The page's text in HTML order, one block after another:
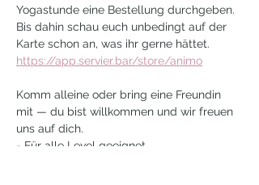
Yogastunde eine Bestellung durchgeben.
Bis dahin schau euch unbedingt auf der
Karte schon an, was ihr gerne hättet.
https://app.servier.bar/store/animo
Komm alleine oder bring eine Freundin
mit — du bist willkommen und wir freuen
uns auf dich.
- Für alle Level geeignet